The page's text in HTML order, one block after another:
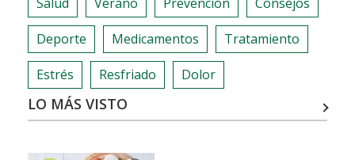
CRECIMIENTO
Deporte Medicamentos Tratamiento
Estrés Resfriado Dolor
LO MÁS VISTO